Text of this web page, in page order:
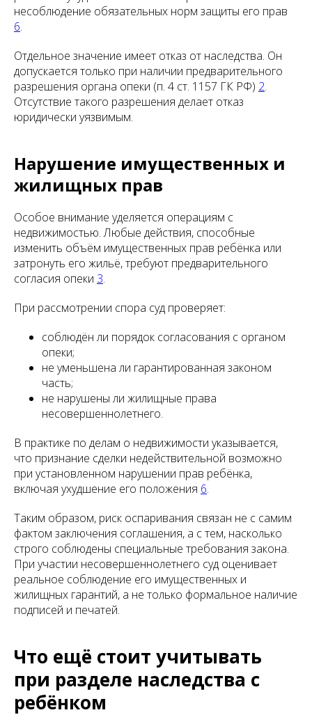
несоблюдение обязательных норм защиты его прав
6.
Отдельное значение имеет отказ от наследства. Он
допускается только при наличии предварительного
разрешения органа опеки (п. 4 ст. 1157 ГК РФ) 2.
Отсутствие такого разрешения делает отказ
юридически уязвимым.
Нарушение имущественных и
жилищных прав
Особое внимание уделяется операциям с
недвижимостью. Любые действия, способные
изменить объём имущественных прав ребёнка или
затронуть его жильё, требуют предварительного
согласия опеки 3.
При рассмотрении спора суд проверяет:
соблюдён ли порядок согласования с органом
опеки;
не уменьшена ли гарантированная законом
часть;
не нарушены ли жилищные права
несовершеннолетнего.
В практике по делам о недвижимости указывается,
что признание сделки недействительной возможно
при установленном нарушении прав ребёнка,
включая ухудшение его положения 6.
Таким образом, риск оспаривания связан не с самим
фактом заключения соглашения, а с тем, насколько
строго соблюдены специальные требования закона.
При участии несовершеннолетнего суд оценивает
реальное соблюдение его имущественных и
жилищных гарантий, а не только формальное наличие
подписей и печатей.
Что ещё стоит учитывать
при разделе наследства с
ребёнком